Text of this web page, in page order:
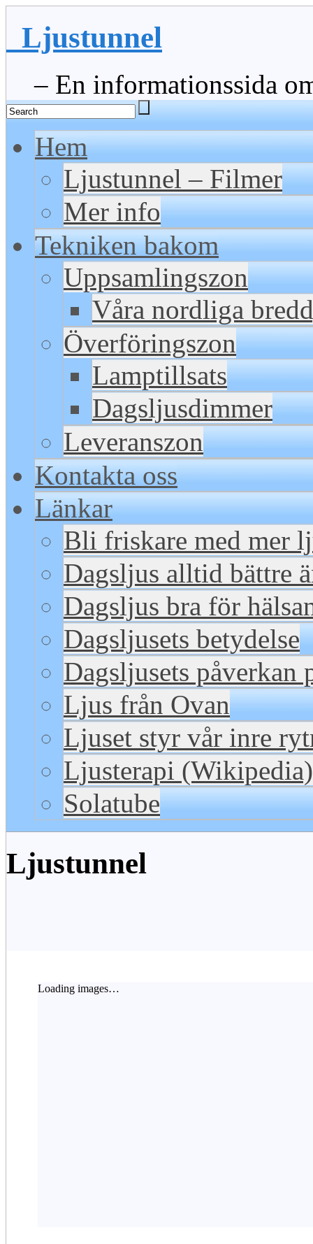
Ljustunnel
– En informationssida
Hem
Ljustunnel – Filmer
Mer info
Tekniken bakom
Uppsamlingszon
Våra nordliga
Överföringszon
Lamptillsats
Dagsljusdimmer
Leveranszon
Kontakta oss
Länkar
Bli friskare med mer
Dagsljus alltid bättre
Dagsljus bra för
Dagsljusets betydelse
Dagsljusets påverkan
Ljus från Ovan
Ljuset styr vår inre
Ljusterapi (Wikipedia)
Solatube
Ljustunnel
Loading images…